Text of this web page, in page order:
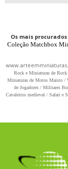
Os mais procurados
Coleção Matchbox
Rock e Miniaturas de Rock
Miniaturas de Motos Maisto /
de Jogadores / Militares
Cavaleiros medieval / Safari e